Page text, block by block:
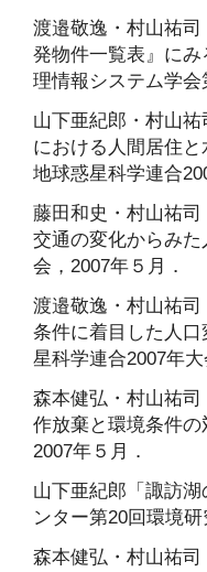
渡邉敬逸・村山祐
発物件一覧表』に
理情報システム学
山下亜紀郎・村山
における人間居住
地球惑星科学連合
藤田和史・村山祐
交通の変化からみ
会，2007年５月．
渡邉敬逸・村山祐
条件に着目した人
星科学連合2007年
森本健弘・村山祐
作放棄と環境条件
2007年５月．
山下亜紀郎「諏訪
ンター第20回環境
森本健弘・村山祐